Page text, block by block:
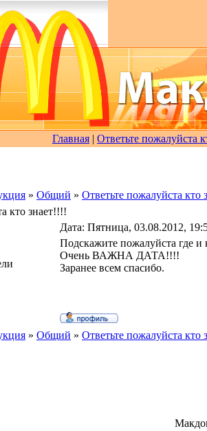
Главная | Ответьте пожалуйста
» Общий » Ответьте пожалуйста кто
кто знает!!!!
Дата: Пятница, 03.08.2012,
Подскажите пожалуйста где и
Очень ВАЖНА ДАТА!!!!
Заранее всем спасибо.
» Общий » Ответьте пожалуйста кто